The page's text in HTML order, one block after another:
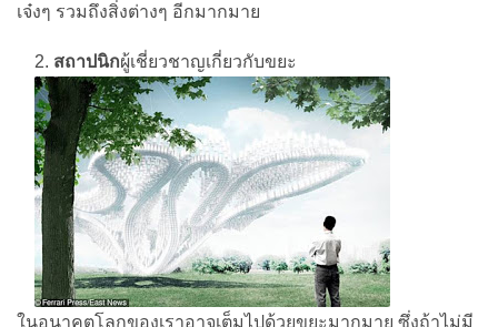
เจ๋งๆ รวมถึงสิ่งต่างๆ อีกมากมาย
2. สถาปนิกผู้เชี่ยวชาญเกี่ยวกับขยะ
ในอนาคตโลกของเราอาจเต็มไปด้วยขยะมากมาย ซึ่งถ้าไม่มี